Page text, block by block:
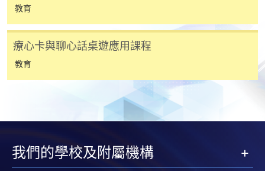
本學院會力求在有關網頁上刊載的資訊正確和合時，但本學院
卻不能為這些資訊作出任何明確或隱含的保證。本學院尤其不
會保證下列各項：資訊並無侵犯版權，資訊可安全使用、資訊
本學院（包括其僱員及附屬機構）對你在網上付款而由下列原
因所導致的任何損失，一概不負責；上述原因包括：（1）由
款卡、智能卡或其他付款的設施時出現任何信息或資訊傳送的
失誤、延誤、中斷、中止、或限制（2）從付款的網關傳送而
教育
療心卡與聊心話桌遊應用課程
教育
我們的學校及附屬機構